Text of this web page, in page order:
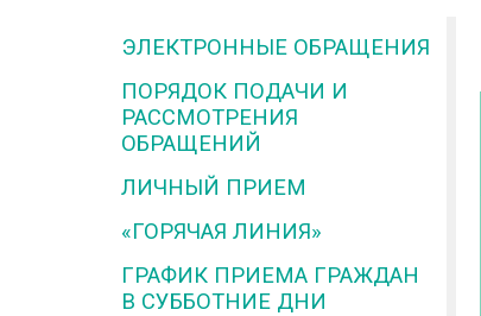
ЭЛЕКТРОННЫЕ ОБРАЩЕНИЯ
ПОРЯДОК ПОДАЧИ И
РАССМОТРЕНИЯ
ОБРАЩЕНИЙ
ЛИЧНЫЙ ПРИЕМ
«ГОРЯЧАЯ ЛИНИЯ»
ГРАФИК ПРИЕМА ГРАЖДАН
В СУББОТНИЕ ДНИ